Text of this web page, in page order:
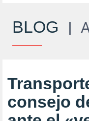
BLOG |
consejo